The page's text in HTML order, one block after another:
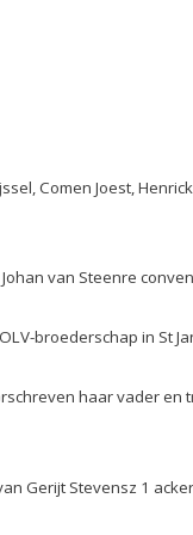
Comen Joest,
van Steenre
broederschap in St
haar vader
Gerijt Stevensz 1